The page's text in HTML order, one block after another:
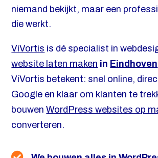
niemand bekijkt, maar een
die werkt.
ViVortis is dé specialist in
website laten maken in Eindhoven
ViVortis betekent: snel online,
Google en klaar om klanten te
bouwenWordPress websites op
converteren.